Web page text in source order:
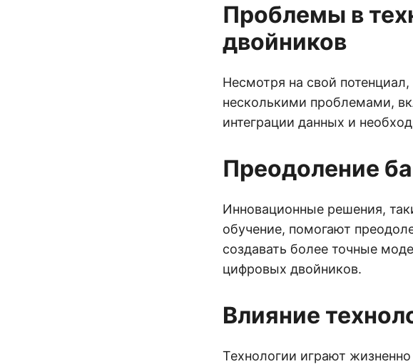
Проблемы в
двойников
Несмотря на свой
несколькими проблемами,
интеграции данных и
Преодоление
Инновационные решения,
обучение, помогают
создавать более точные
цифровых двойников.
Влияние
Технологии играют